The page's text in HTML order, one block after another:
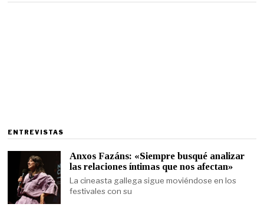
ENTREVISTAS
Anxos Fazáns: «Siempre busqué analizar
las relaciones íntimas que nos afectan»
La cineasta gallega sigue moviéndose en los
festivales con su